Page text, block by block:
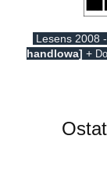
Lesens 2008 -
handlowa] +